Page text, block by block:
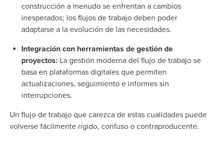
construcción a menudo se enfrentan a cambios
inesperados; los flujos de trabajo deben poder
adaptarse a la evolución de las necesidades.
Integración con herramientas de gestión de
proyectos: La gestión moderna del flujo de trabajo se
basa en plataformas digitales que permiten
actualizaciones, seguimiento e informes sin
interrupciones.
Un flujo de trabajo que carezca de estas cualidades puede
volverse fácilmente rígido, confuso o contraproducente.